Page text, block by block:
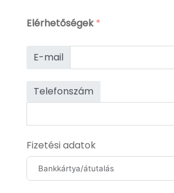
Elérhetőségek*
E-mail
Telefonszám
Fizetési adatok